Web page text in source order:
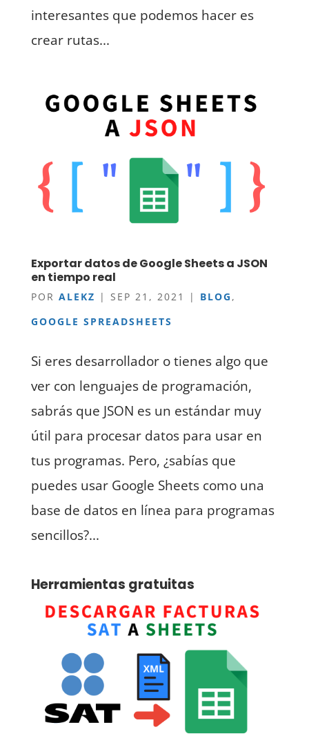
interesantes que podemos hacer es
crear rutas...
Exportar datos de Google Sheets a JSON
en tiempo real
POR ALEKZ | SEP 21, 2021 | BLOG ,
GOOGLE SPREADSHEETS
Si eres desarrollador o tienes algo que
ver con lenguajes de programación,
sabrás que JSON es un estándar muy
útil para procesar datos para usar en
tus programas. Pero, ¿sabías que
puedes usar Google Sheets como una
base de datos en línea para programas
sencillos?...
Herramientas gratuitas